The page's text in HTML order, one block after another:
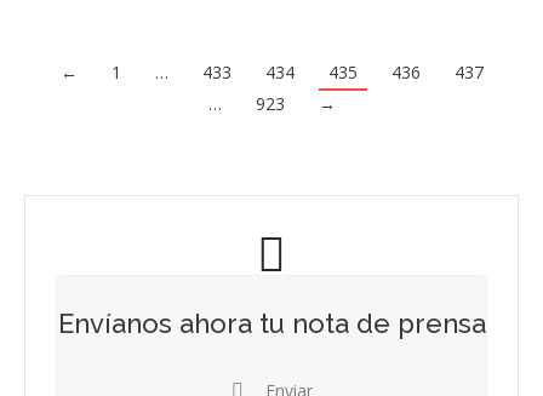
← 1 … 433 434 435 436
437
…
923 →
Envíanos ahora tu nota de prensa
Enviar